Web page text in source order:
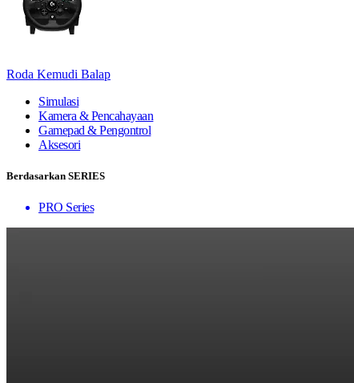
Roda Kemudi Balap
Simulasi
Kamera & Pencahayaan
Gamepad & Pengontrol
Aksesori
Berdasarkan SERIES
PRO Series